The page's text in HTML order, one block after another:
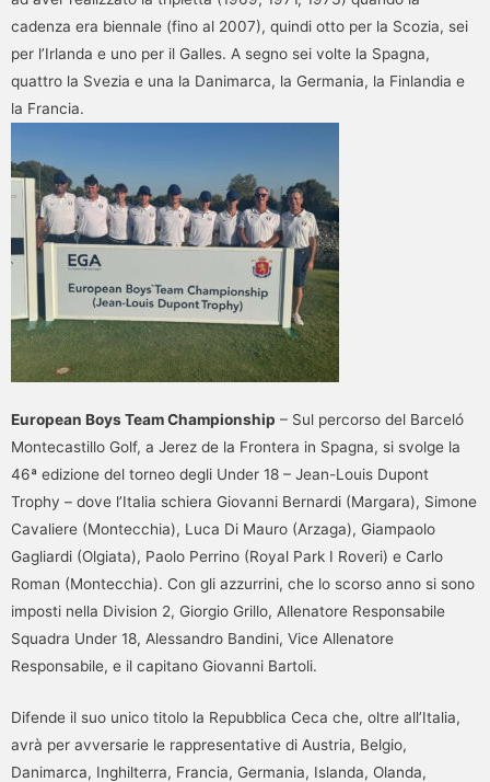
cadenza era biennale (fino al 2007), quindi otto per la Scozia, sei
per l’Irlanda e uno per il Galles. A segno sei volte la Spagna,
quattro la Svezia e una la Danimarca, la Germania, la Finlandia e
la Francia.
European Boys Team Championship – Sul percorso del Barceló
Montecastillo Golf, a Jerez de la Frontera in Spagna, si svolge la
46ª edizione del torneo degli Under 18 – Jean-Louis Dupont
Trophy – dove l’Italia schiera Giovanni Bernardi (Margara), Simone
Cavaliere (Montecchia), Luca Di Mauro (Arzaga), Giampaolo
Gagliardi (Olgiata), Paolo Perrino (Royal Park I Roveri) e Carlo
Roman (Montecchia). Con gli azzurrini, che lo scorso anno si sono
imposti nella Division 2, Giorgio Grillo, Allenatore Responsabile
Squadra Under 18, Alessandro Bandini, Vice Allenatore
Responsabile, e il capitano Giovanni Bartoli.
Difende il suo unico titolo la Repubblica Ceca che, oltre all’Italia,
avrà per avversarie le rappresentative di Austria, Belgio,
Danimarca, Inghilterra, Francia, Germania, Islanda, Olanda,